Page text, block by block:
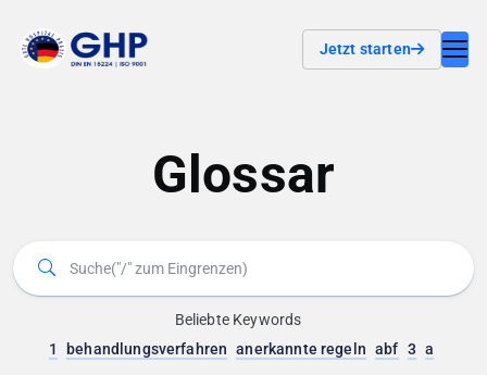
Jetzt starten
Glossar
Beliebte Keywords
1
behandlungsverfahren anerkannte regeln abf 3 a